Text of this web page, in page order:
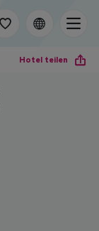
Hotel teilen